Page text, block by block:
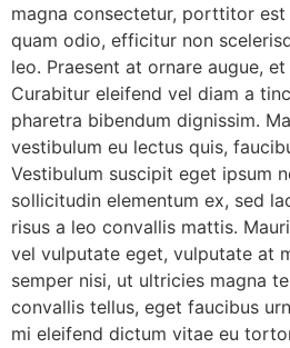
magna consectetur, porttitor
quam odio, efficitur non
leo. Praesent at ornare augue,
Curabitur eleifend vel diam a
pharetra bibendum dignissim.
vestibulum eu lectus quis,
Vestibulum suscipit eget ipsum
sollicitudin elementum ex, sed
risus a leo convallis mattis.
vel vulputate eget, vulputate at
semper nisi, ut ultricies magna
convallis tellus, eget faucibus
mi eleifend dictum vitae eu